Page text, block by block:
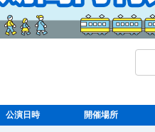
公演日時 開催場所